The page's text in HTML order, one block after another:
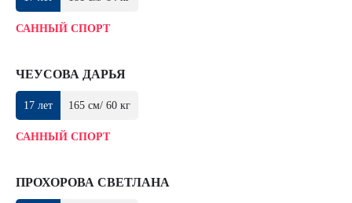
САННЫЙ СПОРТ
ЧЕУСОВА ДАРЬЯ
17 лет 165 см/ 60 кг
САННЫЙ СПОРТ
ПРОХОРОВА СВЕТЛАНА